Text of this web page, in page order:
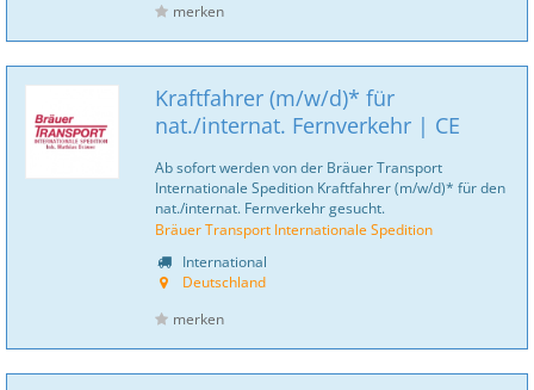
merken
Kraftfahrer (m/w/d)* für
nat./internat. Fernverkehr | CE
Ab sofort werden von der Bräuer Transport
Internationale Spedition Kraftfahrer (m/w/d)* für den
nat./internat. Fernverkehr gesucht.
Bräuer Transport Internationale Spedition
International
Deutschland
merken